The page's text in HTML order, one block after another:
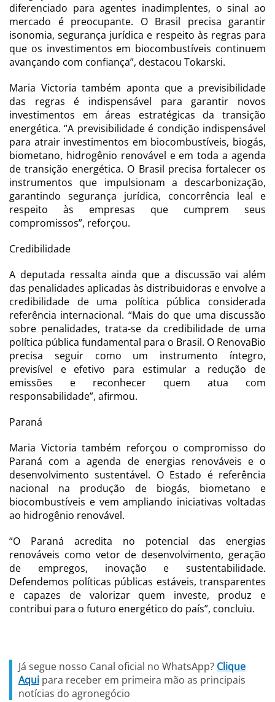
diferenciado para agentes inadimplentes, o sinal ao
mercado é preocupante. O Brasil precisa garantir
isonomia, segurança jurídica e respeito às regras para
que os investimentos em biocombustíveis continuem
avançando com confiança”, destacou Tokarski.
Maria Victoria também aponta que a previsibilidade
das regras é indispensável para garantir novos
investimentos em áreas estratégicas da transição
energética. “A previsibilidade é condição indispensável
para atrair investimentos em biocombustíveis, biogás,
biometano, hidrogênio renovável e em toda a agenda
de transição energética. O Brasil precisa fortalecer os
instrumentos que impulsionam a descarbonização,
garantindo segurança jurídica, concorrência leal e
respeito às empresas que cumprem seus
compromissos”, reforçou.
Credibilidade
A deputada ressalta ainda que a discussão vai além
das penalidades aplicadas às distribuidoras e envolve a
credibilidade de uma política pública considerada
referência internacional. “Mais do que uma discussão
sobre penalidades, trata-se da credibilidade de uma
política pública fundamental para o Brasil. O RenovaBio
precisa seguir como um instrumento íntegro,
previsível e efetivo para estimular a redução de
emissões e reconhecer quem atua com
responsabilidade”, afirmou.
Paraná
Maria Victoria também reforçou o compromisso do
Paraná com a agenda de energias renováveis e o
desenvolvimento sustentável. O Estado é referência
nacional na produção de biogás, biometano e
biocombustíveis e vem ampliando iniciativas voltadas
ao hidrogênio renovável.
“O Paraná acredita no potencial das energias
renováveis como vetor de desenvolvimento, geração
de empregos, inovação e sustentabilidade.
Defendemos políticas públicas estáveis, transparentes
e capazes de valorizar quem investe, produz e
contribui para o futuro energético do país”, concluiu.
Já segue nosso Canal oficial no WhatsApp? Clique
Aqui para receber em primeira mão as principais
notícias do agronegócio